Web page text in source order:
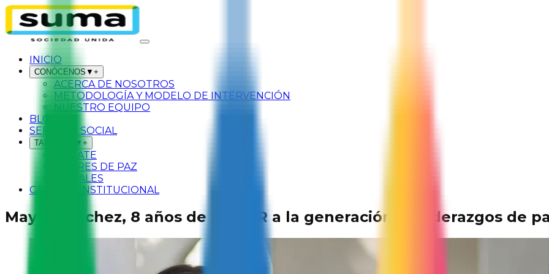
INICIO
CONÓCENOS ▼ +
ACERCA DE NOSOTROS
METODOLOGÍA Y MODELO DE INTERVENCIÓN
NUESTRO EQUIPO
BLOG
SERVICIO SOCIAL
TALLERES ▼ +
SÚMATE
LÍDERES DE PAZ
MURALES
GESTIÓN INSTITUCIONAL
Mayra Sánchez, 8 años de SUMAR a la generación de liderazgos de